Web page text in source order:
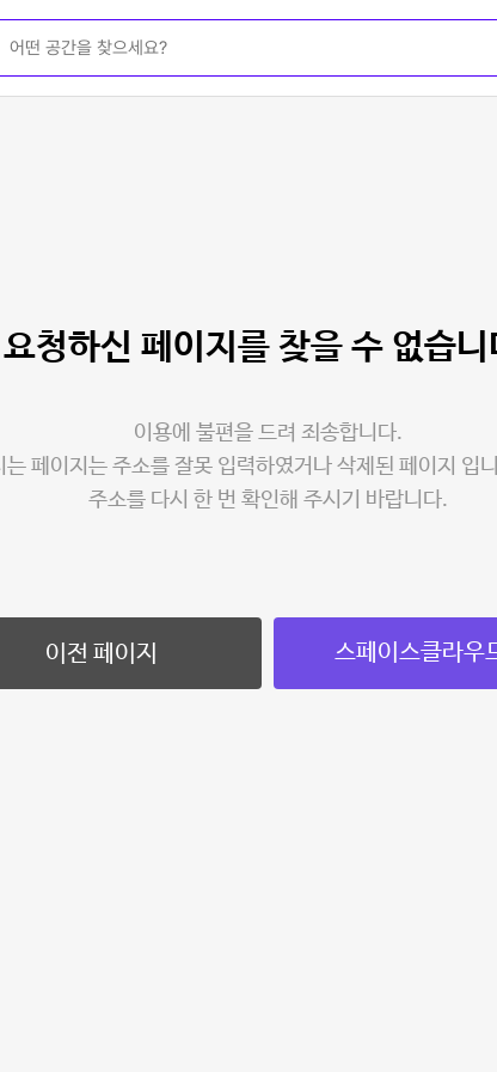
요청하신 페이지를 찾을 수 없습니
이용에 불편을 드려 죄송합니다.
는 페이지는 주소를 잘못 입력하였거나 삭제된 페이지 입
주소를 다시 한 번 확인해 주시기 바랍니다.
이전 페이지 스페이스클라우